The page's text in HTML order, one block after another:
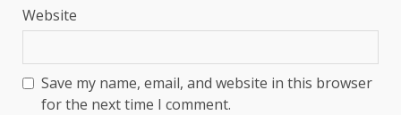
Website
Save my name, email, and website in this browser
for the next time I comment.